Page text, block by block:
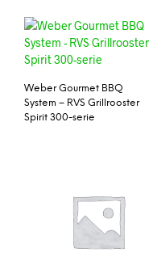
Weber Gourmet BBQ
System – RVS Grillrooster
Spirit 300-serie